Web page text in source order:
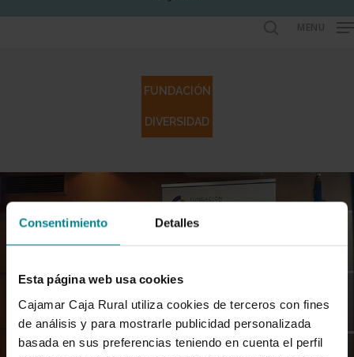
Consentimiento Detalles
Esta página web usa cookies
Cajamar Caja Rural utiliza cookies de terceros con fines
de análisis y para mostrarle publicidad personalizada
basada en sus preferencias teniendo en cuenta el perfil
MENU
FUNDACIÓN
DIVERSIDAD